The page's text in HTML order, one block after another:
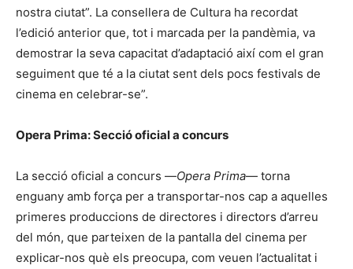
nostra ciutat”. La consellera de Cultura ha recordat
l’edició anterior que, tot i marcada per la pandèmia, va
demostrar la seva capacitat d’adaptació així com el gran
seguiment que té a la ciutat sent dels pocs festivals de
cinema en celebrar-se”.
Opera Prima: Secció oficial a concurs
La secció oficial a concurs —Opera Prima— torna
enguany amb força per a transportar-nos cap a aquelles
primeres produccions de directores i directors d’arreu
del món, que parteixen de la pantalla del cinema per
explicar-nos què els preocupa, com veuen l’actualitat i